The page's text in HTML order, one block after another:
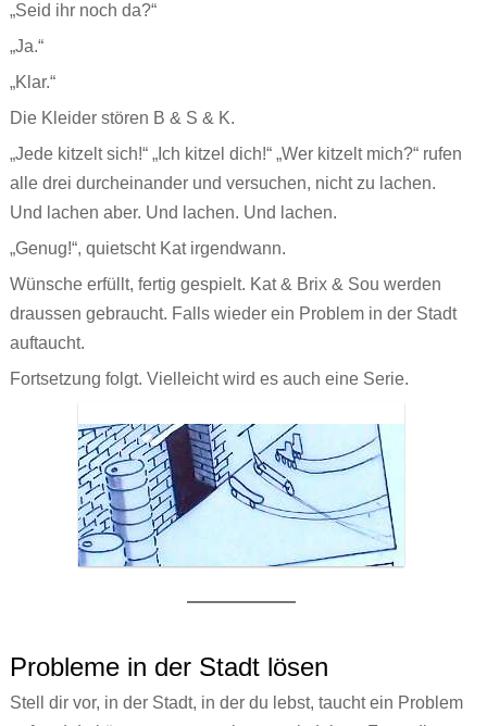
„Seid ihr noch da?“
„Ja.“
„Klar.“
Die Kleider stören B & S & K.
„Jede kitzelt sich!“ „Ich kitzel dich!“ „Wer kitzelt mich?“ rufen
alle drei durcheinander und versuchen, nicht zu lachen.
Und lachen aber. Und lachen. Und lachen.
„Genug!“, quietscht Kat irgendwann.
Wünsche erfüllt, fertig gespielt. Kat & Brix & Sou werden
draussen gebraucht. Falls wieder ein Problem in der Stadt
auftaucht.
Fortsetzung folgt. Vielleicht wird es auch eine Serie.
Probleme in der Stadt lösen
Stell dir vor, in der Stadt, in der du lebst, taucht ein Problem